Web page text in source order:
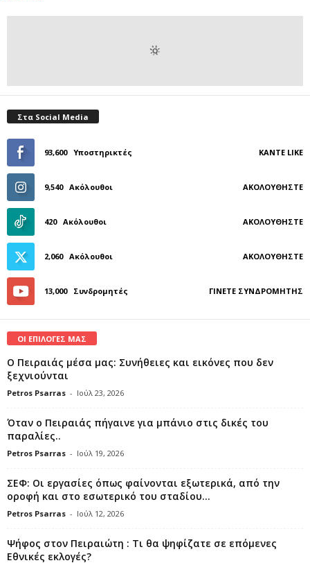
Στα Social Media
93,600 Υποστηρικτές ΚΆΝΤΕ LIKE
9,540 Ακόλουθοι ΑΚΟΛΟΥΘΉΣΤΕ
420 Ακόλουθοι ΑΚΟΛΟΥΘΉΣΤΕ
2,060 Ακόλουθοι ΑΚΟΛΟΥΘΉΣΤΕ
13,000 Συνδρομητές ΓΊΝΕΤΕ ΣΥΝΔΡΟΜΗΤΉΣ
ΟΙ ΕΠΙΛΟΓΕΣ ΜΑΣ
Ο Πειραιάς μέσα μας: Συνήθειες και εικόνες που δεν
ξεχνιούνται
Petros Psarras - Ιούλ 23, 2026
Όταν ο Πειραιάς πήγαινε για μπάνιο στις δικές του
παραλίες..
Petros Psarras - Ιούλ 19, 2026
ΣΕΦ: Οι εργασίες όπως φαίνονται εξωτερικά, από την
οροφή και στο εσωτερικό του σταδίου...
Petros Psarras - Ιούλ 12, 2026
Ψήφος στον Πειραιώτη : Τι θα ψηφίζατε σε επόμενες
Εθνικές εκλογές?